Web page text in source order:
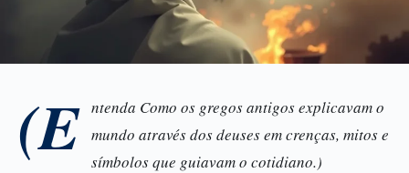
(E ntenda Como os gregos antigos explicavam o
mundo através dos deuses em crenças, mitos e
símbolos que guiavam o cotidiano.)